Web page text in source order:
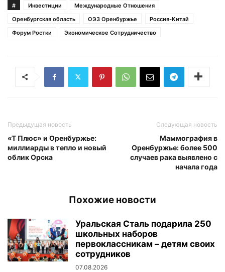
# Инвестиции
Международные Отношения
Оренбургская область
ОЭЗ Оренбуржье
Россия-Китай
Форум Ростки
Экономическое Сотрудничество
Предыдущая новость
«Т Плюс» и Оренбуржье:
миллиарды в тепло и новый
облик Орска
Следующая новость
Маммография в
Оренбуржье: более 500
случаев рака выявлено с
начала года
Похожие новости
Уральская Сталь подарила 250
школьных наборов
первоклассникам – детям своих
сотрудников
07.08.2026